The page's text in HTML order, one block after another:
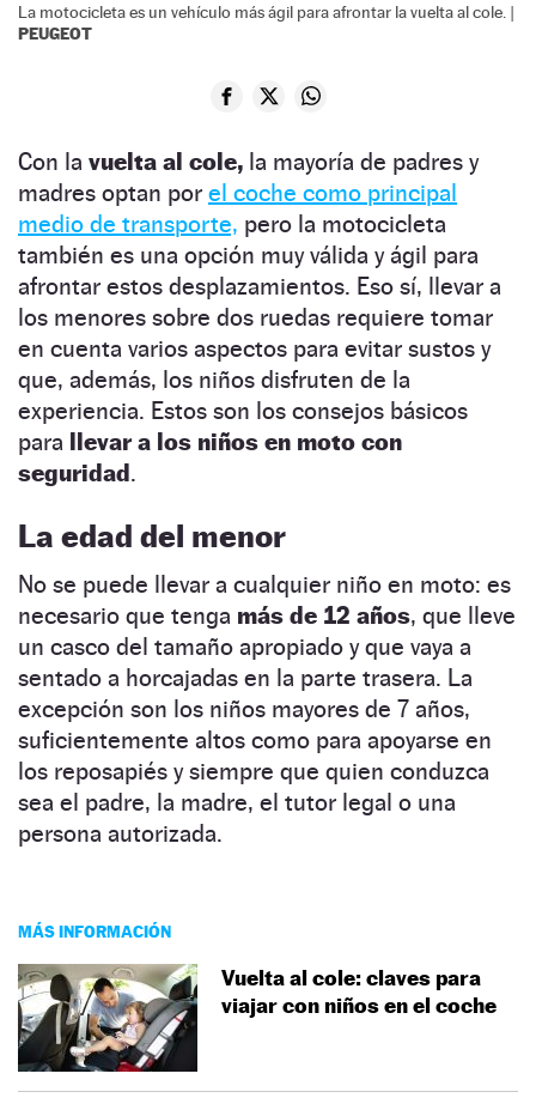
La motocicleta es un vehículo más ágil para afrontar la vuelta al cole. |
PEUGEOT
Con la vuelta al cole, la mayoría de padres y
madres optan por el coche como principal
medio de transporte, pero la motocicleta
también es una opción muy válida y ágil para
afrontar estos desplazamientos. Eso sí, llevar a
los menores sobre dos ruedas requiere tomar
en cuenta varios aspectos para evitar sustos y
que, además, los niños disfruten de la
experiencia. Estos son los consejos básicos
para llevar a los niños en moto con
seguridad.
La edad del menor
No se puede llevar a cualquier niño en moto: es
necesario que tenga más de 12 años, que lleve
un casco del tamaño apropiado y que vaya a
sentado a horcajadas en la parte trasera. La
excepción son los niños mayores de 7 años,
suficientemente altos como para apoyarse en
los reposapiés y siempre que quien conduzca
sea el padre, la madre, el tutor legal o una
persona autorizada.
MÁS INFORMACIÓN
Vuelta al cole: claves para
viajar con niños en el coche